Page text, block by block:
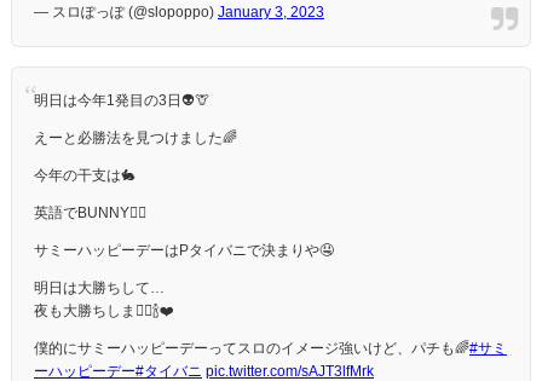
— スロぽっぽ (@slopoppo) January 3, 2023
明日は今年1発目の3日👽🦒
えーと必勝法を見つけました🌈
今年の干支は🐇
英語でBUNNY👯‍♀️
サミーハッピーデーはPタイバニで決まりや🤤
明日は大勝ちして…
夜も大勝ちしま👯‍♀️🍾❤️
僕的にサミーハッピーデーってスロのイメージ強いけど、パチも🌈#サミ
ーハッピーデー#タイバニ pic.twitter.com/sAJT3lfMrk